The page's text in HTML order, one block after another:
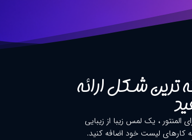
ترین شکل ارائه
المنتور ، یک لمس زیبا از زیبایی
کارهای لیست خود اضافه کنید.